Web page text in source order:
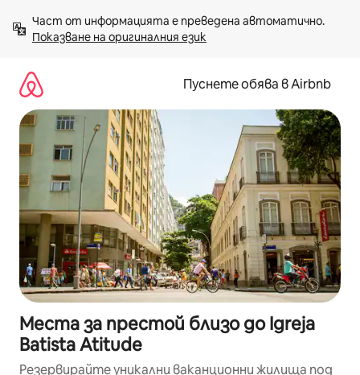
към
съдържанието
Показване на оригиналния език
Пуснете обява в Airbnb
Места за престой близо до Igreja
Batista Atitude
Резервирайте уникални ваканционни жилища под